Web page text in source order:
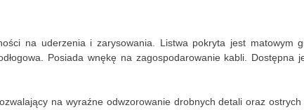
na uderzenia i zarysowania. Listwa pokryta jest
Posiada wnękę na zagospodarowanie kabli.
na wyraźne odwzorowanie drobnych detali oraz